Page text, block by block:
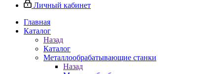
Личный кабинет
Главная
Каталог
Назад
Каталог
Металлообрабатывающие станки
Назад